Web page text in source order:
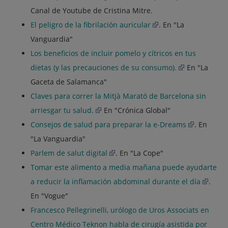
Canal de Youtube de Cristina Mitre.
El peligro de la fibrilación auricular
. En "La
Vanguardia"
Los beneficios de incluir pomelo y cítricos en tus
dietas (y las precauciones de su consumo).
En "La
Gaceta de Salamanca"
Claves para correr la Mitjà Marató de Barcelona sin
arriesgar tu salud.
En "Crónica Global"
Consejos de salud para preparar la e-Dreams
. En
"La Vanguardia"
Parlem de salut digital
. En "La Cope"
Tomar este alimento a media mañana puede ayudarte
a reducir la inflamación abdominal durante el día
.
En "Vogue"
Francesco Pellegrinelli, urólogo de Uros Associats en
Centro Médico Teknon habla de cirugía asistida por